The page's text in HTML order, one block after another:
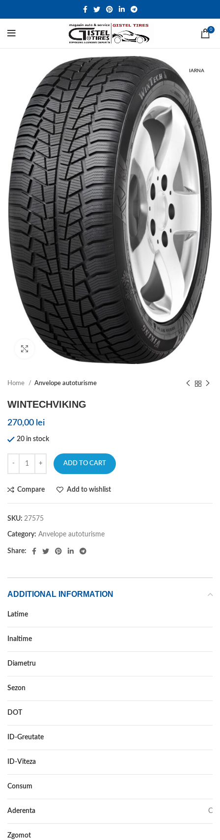
0
IARNA
Click to enlarge
Home Anvelope autoturisme
WINTECHVIKING
270,00 lei
20 in stock
ADD TO CART
Compare Add to wishlist
SKU: 27575
Category: Anvelope autoturisme
Share:
ADDITIONAL INFORMATION
Latime
Inaltime
Diametru
Sezon
DOT
ID-Greutate
ID-Viteza
Consum
Aderenta C
Zgomot